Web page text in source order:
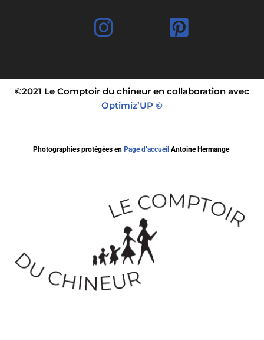
©2021 Le Comptoir du chineur en collaboration avec
Optimiz’UP ©
Photographies protégées en Page d’accueil Antoine Hermange